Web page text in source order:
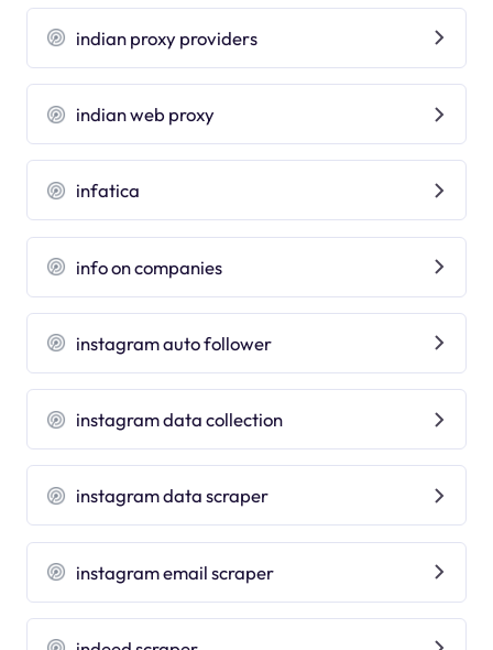
indian proxy providers
indian web proxy
infatica
info on companies
instagram auto follower
instagram data collection
instagram data scraper
instagram email scraper